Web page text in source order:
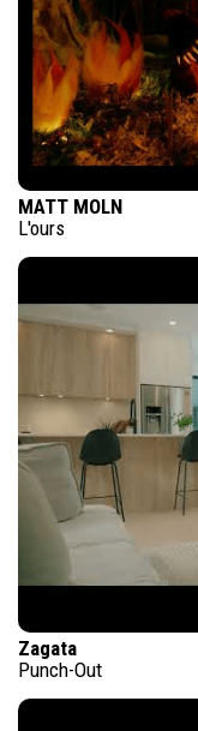
MATT MOLN
L'ours
Zagata
Punch-Out